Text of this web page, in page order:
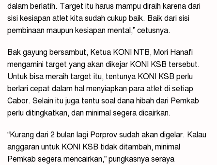
dalam berlatih. Target itu harus mampu diraih karena dari
sisi kesiapan atlet kita sudah cukup baik. Baik dari sisi
pembinaan maupun kesiapan mental,” cetusnya.
Bak gayung bersambut, Ketua KONI NTB, Mori Hanafi
mengamini target yang akan dikejar KONI KSB tersebut.
Untuk bisa meraih target itu, tentunya KONI KSB perlu
berlari cepat dalam hal menyiapkan para atlet di setiap
Cabor. Selain itu juga tentu soal dana hibah dari Pemkab
perlu ditingkatkan, dan minimal segera dicairkan.
“Kurang dari 2 bulan lagi Porprov sudah akan digelar. Kalau
anggaran untuk KONI KSB tidak ditambah, minimal
Pemkab segera mencairkan,” pungkasnya seraya